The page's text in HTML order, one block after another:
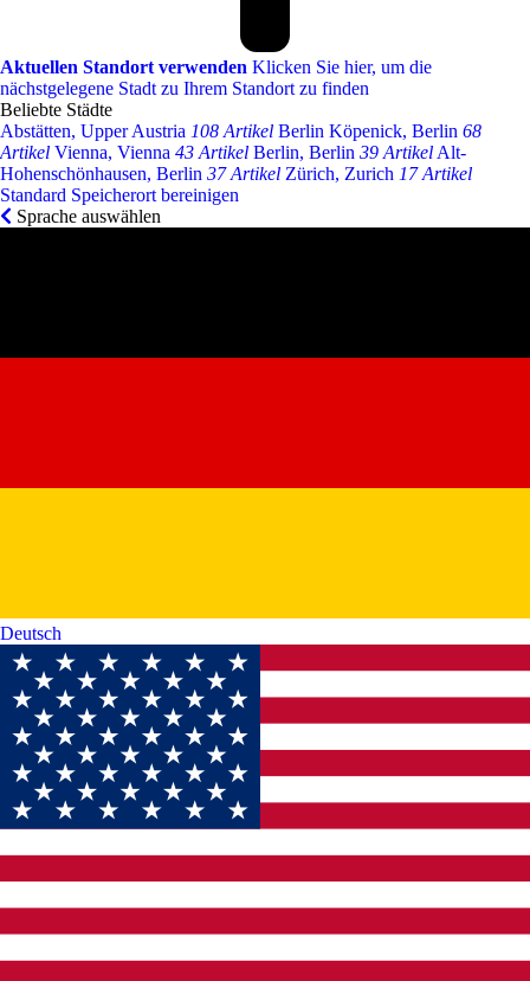
Aktuellen Standort verwenden Klicken Sie hier, um die
nächstgelegene Stadt zu Ihrem Standort zu finden
Beliebte Städte
Abstätten, Upper Austria 108 Artikel Berlin Köpenick, Berlin 68
Artikel Vienna, Vienna 43 Artikel Berlin, Berlin 39 Artikel Alt-
Hohenschönhausen, Berlin 37 Artikel Zürich, Zurich 17 Artikel
Standard Speicherort bereinigen
Sprache auswählen
Deutsch‎